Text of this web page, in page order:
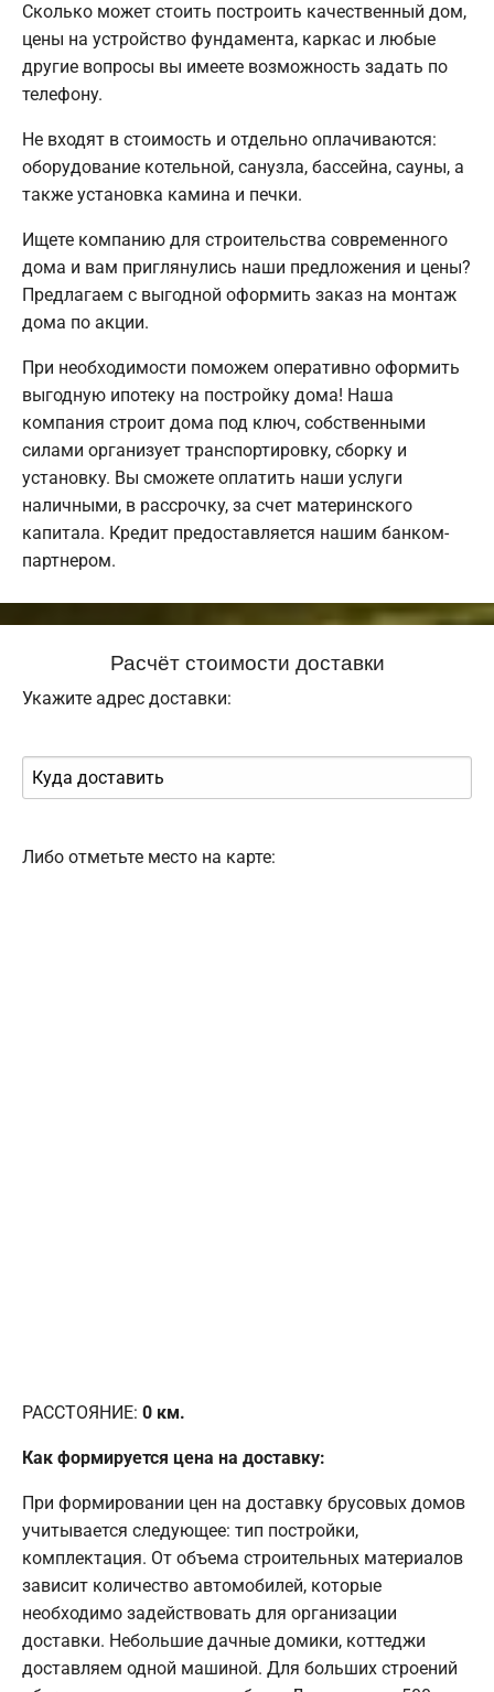
Сколько может стоить построить качественный дом,
цены на устройство фундамента, каркас и любые
другие вопросы вы имеете возможность задать по
телефону.
Не входят в стоимость и отдельно оплачиваются:
оборудование котельной, санузла, бассейна, сауны, а
также установка камина и печки.
Ищете компанию для строительства современного
дома и вам приглянулись наши предложения и цены?
Предлагаем с выгодной оформить заказ на монтаж
дома по акции.
При необходимости поможем оперативно оформить
выгодную ипотеку на постройку дома! Наша
компания строит дома под ключ, собственными
силами организует транспортировку, сборку и
установку. Вы сможете оплатить наши услуги
наличными, в рассрочку, за счет материнского
капитала. Кредит предоставляется нашим банком-
партнером.
Расчёт стоимости доставки
Укажите адрес доставки:
Либо отметьте место на карте:
РАССТОЯНИЕ: 0 км.
Как формируется цена на доставку:
При формировании цен на доставку брусовых домов
учитывается следующее: тип постройки,
комплектация. От объема строительных материалов
зависит количество автомобилей, которые
необходимо задействовать для организации
доставки. Небольшие дачные домики, коттеджи
доставляем одной машиной. Для больших строений